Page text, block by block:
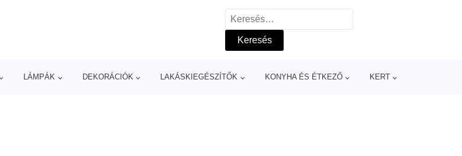
Keresés:
LÁMPÁK DEKORÁCIÓK LAKÁSKIEGÉSZÍTŐK KONYHA ÉS ÉTKEZŐ KERT